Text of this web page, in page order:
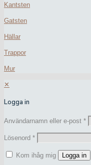
Kantsten
Gatsten
Hällar
Trappor
Mur
✕
Logga in
Användarnamn eller e-post *
Lösenord *
Kom ihåg mig Logga in